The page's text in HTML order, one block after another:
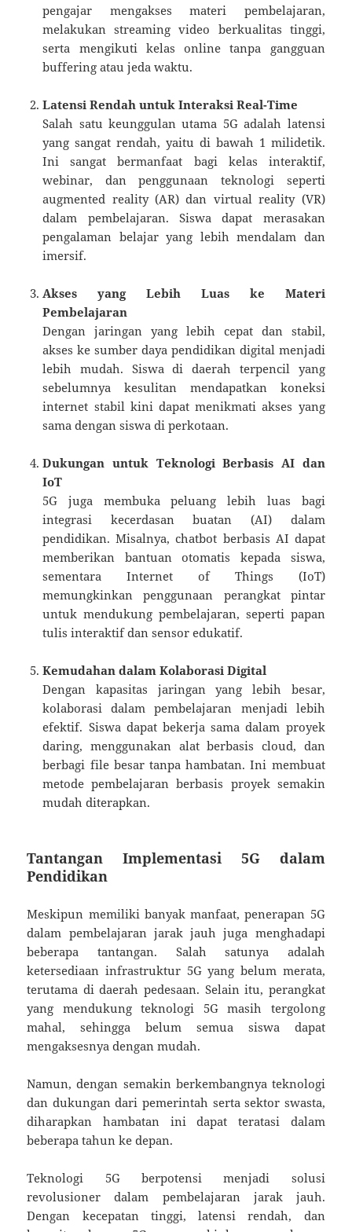
pengajar mengakses materi pembelajaran,
melakukan streaming video berkualitas tinggi,
serta mengikuti kelas online tanpa gangguan
buffering atau jeda waktu.
Latensi Rendah untuk Interaksi Real-Time
Salah satu keunggulan utama 5G adalah latensi
yang sangat rendah, yaitu di bawah 1 milidetik.
Ini sangat bermanfaat bagi kelas interaktif,
webinar, dan penggunaan teknologi seperti
augmented reality (AR) dan virtual reality (VR)
dalam pembelajaran. Siswa dapat merasakan
pengalaman belajar yang lebih mendalam dan
imersif.
Akses yang Lebih Luas ke Materi
Pembelajaran
Dengan jaringan yang lebih cepat dan stabil,
akses ke sumber daya pendidikan digital menjadi
lebih mudah. Siswa di daerah terpencil yang
sebelumnya kesulitan mendapatkan koneksi
internet stabil kini dapat menikmati akses yang
sama dengan siswa di perkotaan.
Dukungan untuk Teknologi Berbasis AI dan
IoT
5G juga membuka peluang lebih luas bagi
integrasi kecerdasan buatan (AI) dalam
pendidikan. Misalnya, chatbot berbasis AI dapat
memberikan bantuan otomatis kepada siswa,
sementara Internet of Things (IoT)
memungkinkan penggunaan perangkat pintar
untuk mendukung pembelajaran, seperti papan
tulis interaktif dan sensor edukatif.
Kemudahan dalam Kolaborasi Digital
Dengan kapasitas jaringan yang lebih besar,
kolaborasi dalam pembelajaran menjadi lebih
efektif. Siswa dapat bekerja sama dalam proyek
daring, menggunakan alat berbasis cloud, dan
berbagi file besar tanpa hambatan. Ini membuat
metode pembelajaran berbasis proyek semakin
mudah diterapkan.
Tantangan Implementasi 5G dalam
Pendidikan
Meskipun memiliki banyak manfaat, penerapan 5G
dalam pembelajaran jarak jauh juga menghadapi
beberapa tantangan. Salah satunya adalah
ketersediaan infrastruktur 5G yang belum merata,
terutama di daerah pedesaan. Selain itu, perangkat
yang mendukung teknologi 5G masih tergolong
mahal, sehingga belum semua siswa dapat
mengaksesnya dengan mudah.
Namun, dengan semakin berkembangnya teknologi
dan dukungan dari pemerintah serta sektor swasta,
diharapkan hambatan ini dapat teratasi dalam
beberapa tahun ke depan.
Teknologi 5G berpotensi menjadi solusi
revolusioner dalam pembelajaran jarak jauh.
Dengan kecepatan tinggi, latensi rendah, dan